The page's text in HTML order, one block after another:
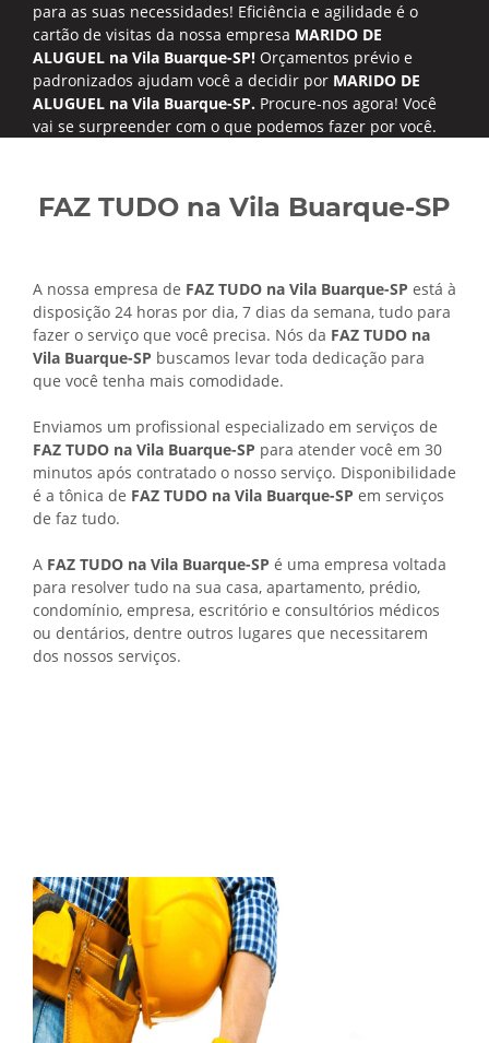
para as suas necessidades! Eficiência e agilidade é o
cartão de visitas da nossa empresa MARIDO DE
ALUGUEL na Vila Buarque-SP! Orçamentos prévio e
padronizados ajudam você a decidir por MARIDO DE
ALUGUEL na Vila Buarque-SP. Procure-nos agora! Você
vai se surpreender com o que podemos fazer por você.
FAZ TUDO na Vila Buarque-SP
A nossa empresa de FAZ TUDO na Vila Buarque-SP está à
disposição 24 horas por dia, 7 dias da semana, tudo para
fazer o serviço que você precisa. Nós da FAZ TUDO na
Vila Buarque-SP buscamos levar toda dedicação para
que você tenha mais comodidade.
Enviamos um profissional especializado em serviços de
FAZ TUDO na Vila Buarque-SP para atender você em 30
minutos após contratado o nosso serviço. Disponibilidade
é a tônica de FAZ TUDO na Vila Buarque-SP em serviços
de faz tudo.
A FAZ TUDO na Vila Buarque-SP é uma empresa voltada
para resolver tudo na sua casa, apartamento, prédio,
condomínio, empresa, escritório e consultórios médicos
ou dentários, dentre outros lugares que necessitarem
dos nossos serviços.